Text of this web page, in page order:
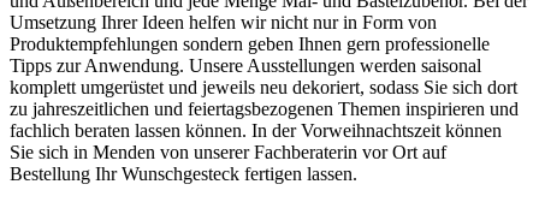
Umsetzung Ihrer Ideen helfen wir nicht nur in Form von
Produktempfehlungen sondern geben Ihnen gern professionelle
Tipps zur Anwendung. Unsere Ausstellungen werden saisonal
komplett umgerüstet und jeweils neu dekoriert, sodass Sie sich dort
zu jahreszeitlichen und feiertagsbezogenen Themen inspirieren und
fachlich beraten lassen können. In der Vorweihnachtszeit können
Sie sich in Menden von unserer Fachberaterin vor Ort auf
Bestellung Ihr Wunschgesteck fertigen lassen.